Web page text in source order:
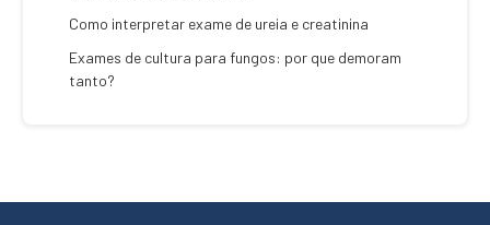
Como interpretar exame de ureia e creatinina
Exames de cultura para fungos: por que demoram
tanto?